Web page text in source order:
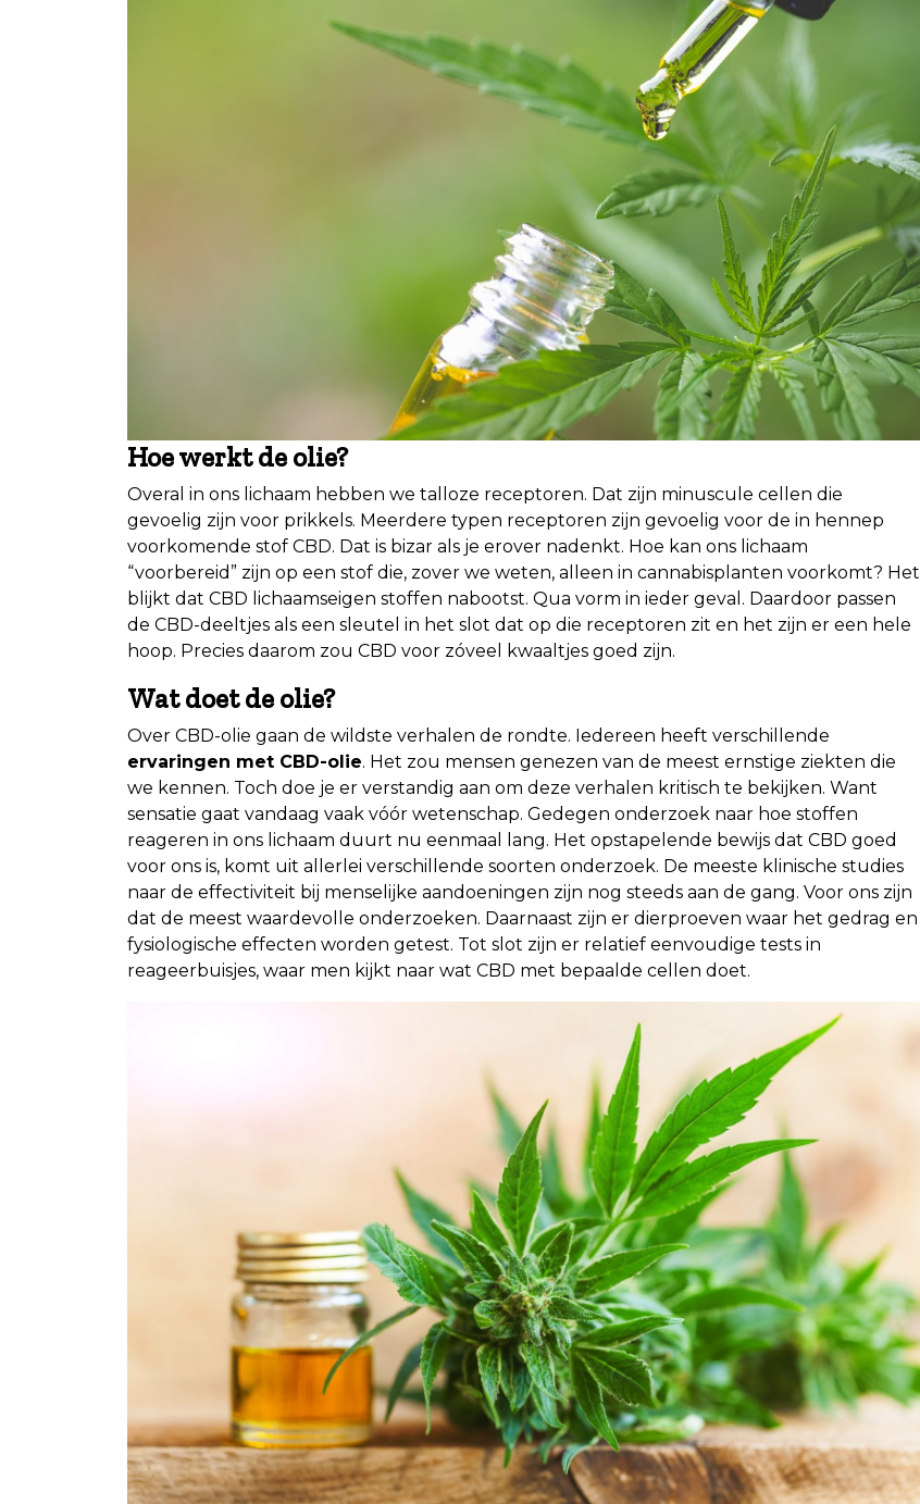
Hoe werkt de olie?
Overal in ons lichaam hebben we talloze receptoren. Dat zijn minuscule cellen die
gevoelig zijn voor prikkels. Meerdere typen receptoren zijn gevoelig voor de in hennep
voorkomende stof CBD. Dat is bizar als je erover nadenkt. Hoe kan ons lichaam
“voorbereid” zijn op een stof die, zover we weten, alleen in cannabisplanten voorkomt? Het
blijkt dat CBD lichaamseigen stoffen nabootst. Qua vorm in ieder geval. Daardoor passen
de CBD-deeltjes als een sleutel in het slot dat op die receptoren zit en het zijn er een hele
hoop. Precies daarom zou CBD voor zóveel kwaaltjes goed zijn.
Wat doet de olie?
Over CBD-olie gaan de wildste verhalen de rondte. Iedereen heeft verschillende
ervaringen met CBD-olie. Het zou mensen genezen van de meest ernstige ziekten die
we kennen. Toch doe je er verstandig aan om deze verhalen kritisch te bekijken. Want
sensatie gaat vandaag vaak vóór wetenschap. Gedegen onderzoek naar hoe stoffen
reageren in ons lichaam duurt nu eenmaal lang. Het opstapelende bewijs dat CBD goed
voor ons is, komt uit allerlei verschillende soorten onderzoek. De meeste klinische studies
naar de effectiviteit bij menselijke aandoeningen zijn nog steeds aan de gang. Voor ons zijn
dat de meest waardevolle onderzoeken. Daarnaast zijn er dierproeven waar het gedrag en
fysiologische effecten worden getest. Tot slot zijn er relatief eenvoudige tests in
reageerbuisjes, waar men kijkt naar wat CBD met bepaalde cellen doet.